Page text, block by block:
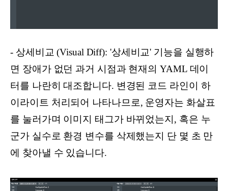
- 상세비교 (Visual Diff): '상세비교' 기능을 실행하
면 장애가 없던 과거 시점과 현재의 YAML 데이
터를 나란히 대조합니다. 변경된 코드 라인이 하
이라이트 처리되어 나타나므로, 운영자는 화살표
를 눌러가며 이미지 태그가 바뀌었는지, 혹은 누
군가 실수로 환경 변수를 삭제했는지 단 몇 초 만
에 찾아낼 수 있습니다.